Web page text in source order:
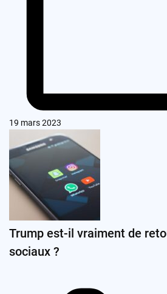
19 mars 2023
Trump est-il vraiment de
sociaux ?